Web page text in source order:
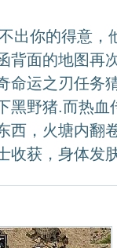
出你的得意，
背面的地图再
命运之刃任务
黑野猪.而热血
西，火塘内翻
收获，身体发